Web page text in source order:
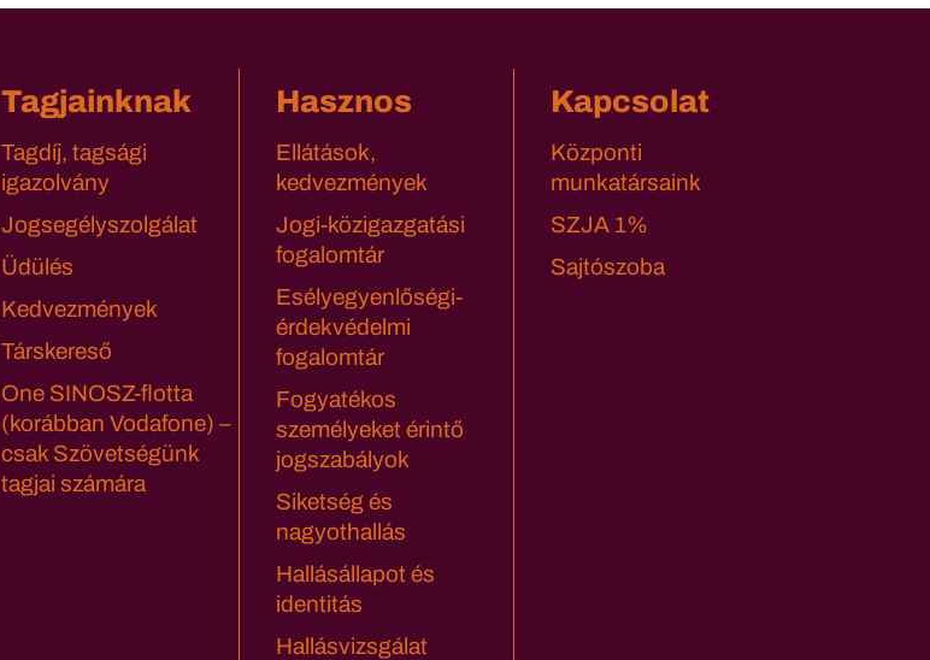
Tagjainknak
Tagdíj, tagsági
igazolvány
Jogsegélyszolgálat
Üdülés
Kedvezmények
Társkereső
One SINOSZ-flotta
(korábban Vodafone) –
csak Szövetségünk
tagjai számára
Hasznos
Ellátások,
kedvezmények
Jogi-közigazgatási
fogalomtár
Esélyegyenlőségi-
érdekvédelmi
fogalomtár
Fogyatékos
személyeket érintő
jogszabályok
Siketség és
nagyothallás
Hallásállapot és
identitás
Hallásvizsgálat
Kapcsolat
Központi
munkatársaink
SZJA 1%
Sajtószoba